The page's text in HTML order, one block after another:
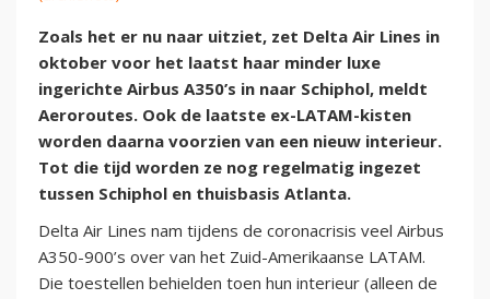
Zoals het er nu naar uitziet, zet Delta Air Lines in
oktober voor het laatst haar minder luxe
ingerichte Airbus A350’s in naar Schiphol, meldt
Aeroroutes. Ook de laatste ex-LATAM-kisten
worden daarna voorzien van een nieuw interieur.
Tot die tijd worden ze nog regelmatig ingezet
tussen Schiphol en thuisbasis Atlanta.
Delta Air Lines nam tijdens de coronacrisis veel Airbus
A350-900’s over van het Zuid-Amerikaanse LATAM.
Die toestellen behielden toen hun interieur (alleen de